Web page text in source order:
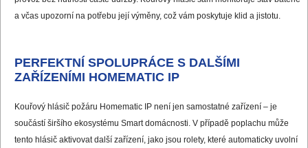
a včas upozorní na potřebu její výměny, což vám poskytuje klid a jistotu.
PERFEKTNÍ SPOLUPRÁCE S DALŠÍMI
ZAŘÍZENÍMI HOMEMATIC IP
Kouřový hlásič požáru Homematic IP není jen samostatné zařízení – je
součástí širšího ekosystému Smart domácnosti. V případě poplachu může
tento hlásič aktivovat další zařízení, jako jsou rolety, které automaticky uvolní